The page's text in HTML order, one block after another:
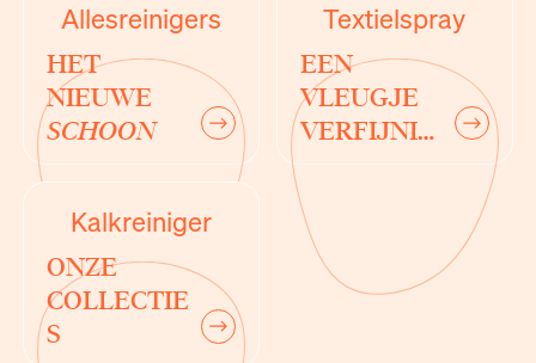
Allesreinigers
HET
NIEUWE
SCHOON
next
Textielspray
EEN
VLEUGJE
VERFIJNIN
next
Kalkreiniger
ONZE
COLLECTIE
S
next